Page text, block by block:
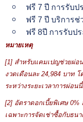
ฟรี 7 ปี การรับป
ฟรี 7 ปี บริการช่
ฟรี 8ปี การรับป
หมายเหตุ
[1] สำหรับแคมเปญช่วยผ่อ
งวดเดือนละ 24, 984 บาท
ระหว่างระยะเวลาการผ่อ
[2] อัตราดอกเบี้ยพิเศษ 0%
เฉพาะการจัดเช่าซื้อกับธน